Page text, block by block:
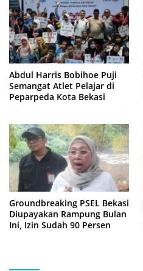
Abdul Harris Bobihoe Puji
Semangat Atlet Pelajar di
Peparpeda Kota Bekasi
Groundbreaking PSEL Bekasi
Diupayakan Rampung Bulan
Ini, Izin Sudah 90 Persen